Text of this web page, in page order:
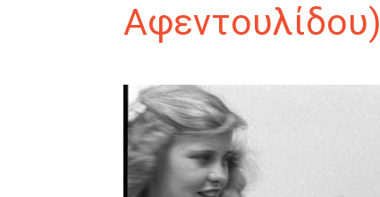
Αφεντουλίδου)